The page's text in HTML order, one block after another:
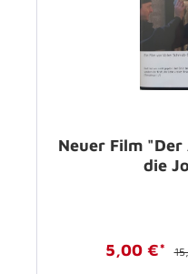
Neuer Film
die
5,00 €*